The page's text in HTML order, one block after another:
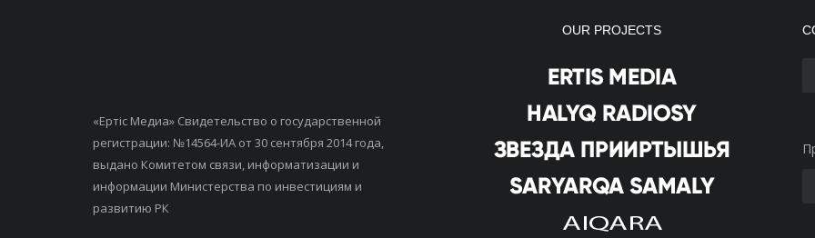
«Ертiс Медиа» Свидетельство о государственной
регистрации: №14564-ИА от 30 сентября 2014 года,
выдано Комитетом связи, информатизации и
информации Министерства по инвестициям и
развитию РК
OUR PROJECTS